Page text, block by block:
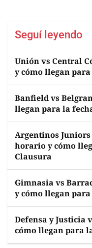
Seguí leyendo
Unión vs Central
y cómo llegan
Banfield vs
llegan para la
Argentinos
horario y cómo
Clausura
Gimnasia vs
y cómo llegan
Defensa y Justicia
cómo llegan para